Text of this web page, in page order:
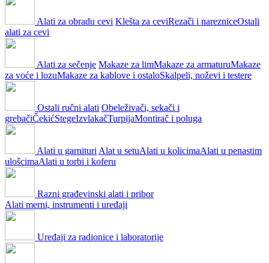
Alati za obradu cevi Klešta za ceviRezači i narezniceOstali
alati za cevi
Alati za sečenje Makaze za limMakaze za armaturuMakaze
za voće i lozuMakaze za kablove i ostaloSkalpeli, noževi i testere
Ostali ručni alati Obeleživači, sekači i
grebačiČekićStegeIzvlakačTurpijaMontirač i poluga
Alati u garnituri Alat u setuAlati u kolicimaAlati u penastim
ulošcimaAlati u torbi i koferu
Razni građevinski alati i pribor
Alati merni, instrumenti i uređaji
Uređaji za radionice i laboratorije